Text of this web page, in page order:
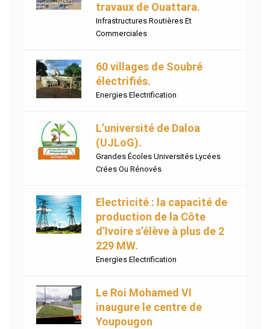
travaux de Ouattara.
Infrastructures Routières Et
Commerciales
60 villages de Soubré
électrifiés.
Energies Electrification
L’université de Daloa
(UJLoG).
Grandes Écoles Universités Lycées
Crées Ou Rénovés
Electricité : la capacité de
production de la Côte
d’Ivoire s’élève à plus de 2
229 MW.
Energies Electrification
Le Roi Mohamed VI
inaugure le centre de
Youpougon